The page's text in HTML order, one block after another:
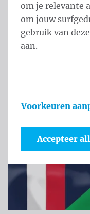
Vlag
om je relevante
om jouw
gebruik van
aan.
Voorkeuren
Accepteer